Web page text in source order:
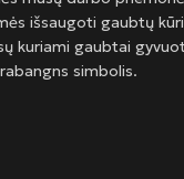
išsaugoti gaubtų
kuriami gaubtai
simbolis.